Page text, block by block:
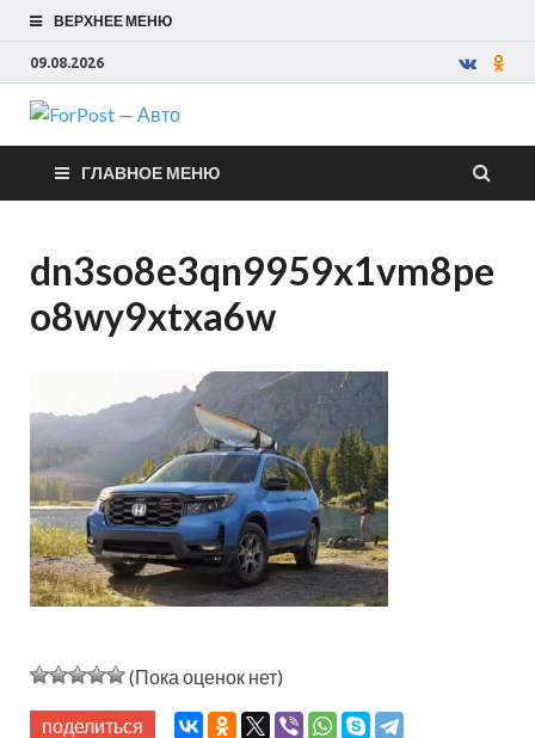
ВЕРХНЕЕ МЕНЮ
09.08.2026
ForPost —
Авто
ГЛАВНОЕ МЕНЮ
dn3so8e3qn9959x1vm8pe
o8wy9xtxa6w
(Пока оценок нет)
поделиться